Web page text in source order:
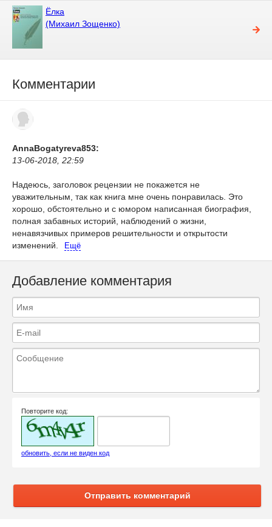
Ёлка
(Михаил Зощенко)
Комментарии
AnnaBogatyreva853:
13-06-2018, 22:59
Надеюсь, заголовок рецензии не покажется не
уважительным, так как книга мне очень понравилась. Это
хорошо, обстоятельно и с юмором написанная биография,
полная забавных историй, наблюдений о жизни,
ненавязчивых примеров решительности и открытости
изменений.
Ещё
Добавление комментария
Повторите код:
обновить, если не виден код
Отправить комментарий